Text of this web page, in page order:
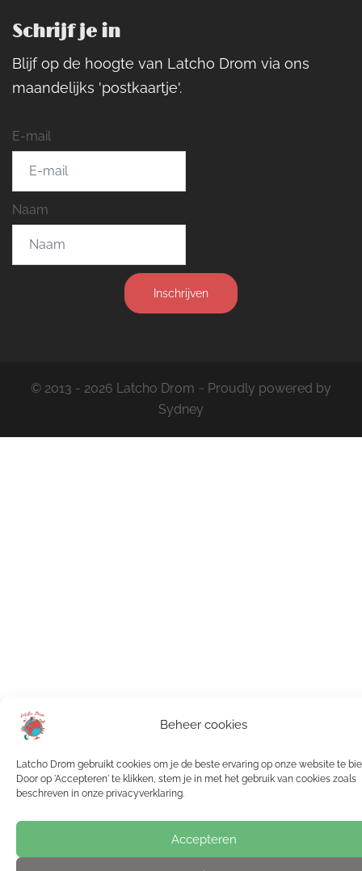
Beheer cookies
Latcho Drom gebruikt cookies om je de beste ervaring op onze website te
Door op 'Accepteren' te klikken, stem je in met het gebruik van cookies zoals
beschreven in onze privacyverklaring.
Accepteren
Schrijf je in
Blijf op de hoogte van Latcho Drom via ons
maandelijks 'postkaartje'.
E-mail
Naam
Inschrijven
© 2013 - 2026 Latcho Drom ~ Proudly powered by
Sydney